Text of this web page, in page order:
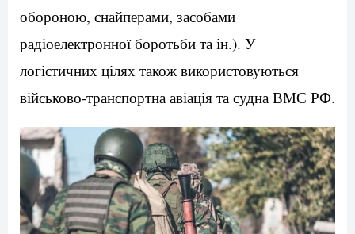
обороною, снайперами, засобами
радіоелектронної боротьби та ін.). У
логістичних цілях також використовуються
військово-транспортна авіація та судна ВМС РФ.